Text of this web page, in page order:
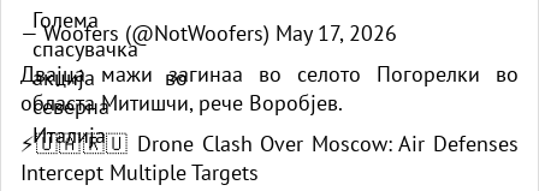
— Woofers (@NotWoofers) May 17, 2026
Двајца мажи загинаа во селото Погорелки во
областа Митишчи, рече Воробјев.
⚡🇺🇦🇷🇺 Drone Clash Over Moscow: Air Defenses
Intercept Multiple Targets